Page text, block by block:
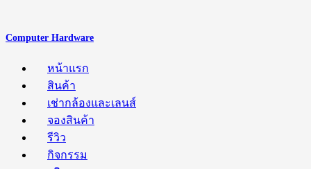
Computer Hardware
หน้าแรก
สินค้า
เช่ากล้องและเลนส์
จองสินค้า
รีวิว
กิจกรรม